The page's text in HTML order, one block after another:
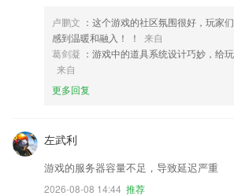
卢鹏文 ：这个游戏的社区氛围很好，玩家
感到温暖和融入！ ！
来自
葛剑凝 ：游戏中的道具系统设计巧妙，给
来自
更多回复
左武利
游戏的服务器容量不足，导致延迟严重
2026-08-08 14:44 推荐